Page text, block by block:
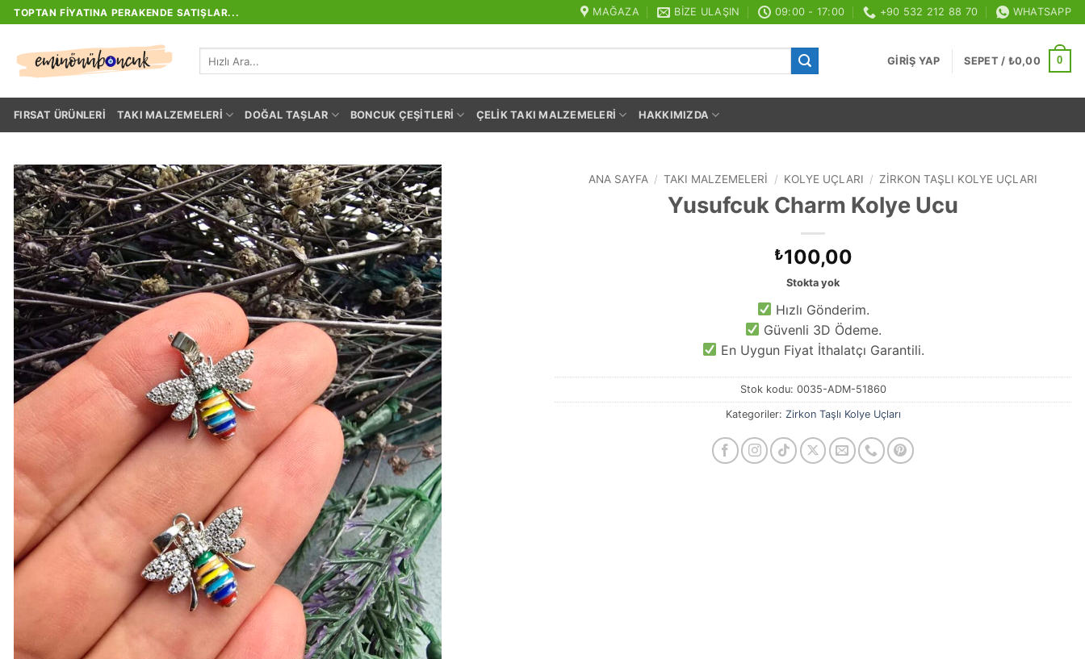
İçeriğe
atla
TOPTAN FIYATINA PERAKENDE SATIŞLAR... MAĞAZA BIZE ULAŞIN 09:00 - 17:00 +90 532 212 88 70 WHATSAPP
GIRIŞ YAP SEPET / ₺0,00 0
FIRSAT ÜRÜNLERI TAKI MALZEMELERI DOĞAL TAŞLAR BONCUK ÇEŞITLERI ÇELIK TAKI MALZEMELERI HAKKIMIZDA
ANA SAYFA / TAKI MALZEMELERI / KOLYE UÇLARI / ZIRKON TAŞLI KOLYE UÇLARI
Yusufcuk Charm Kolye Ucu
₺100,00
Stokta yok
Hızlı Gönderim.
Güvenli 3D Ödeme.
En Uygun Fiyat İthalatçı Garantili.
Stok kodu: 0035-ADM-51860
Kategoriler: Zirkon Taşlı Kolye Uçları